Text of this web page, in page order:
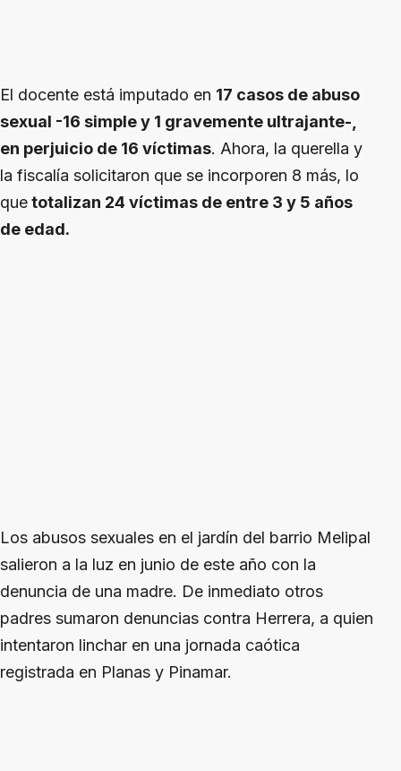
El docente está imputado en 17 casos de abuso
sexual -16 simple y 1 gravemente ultrajante-,
en perjuicio de 16 víctimas. Ahora, la querella y
la fiscalía solicitaron que se incorporen 8 más, lo
quetotalizan 24 víctimas de entre 3 y 5 años
de edad.
Los abusos sexuales en el jardín del barrio Melipal
salieron a la luz en junio de este año con la
denuncia de una madre. De inmediato otros
padres sumaron denuncias contra Herrera, a quien
intentaron linchar en una jornada caótica
registrada en Planas y Pinamar.